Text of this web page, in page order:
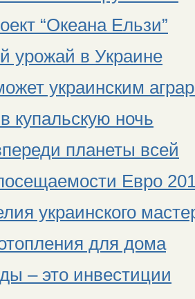
“Океана Ельзи”
урожай в Украине
украинским
купальскую ночь
планеты всей
Евро
украинского
для дома
– это инвестиции